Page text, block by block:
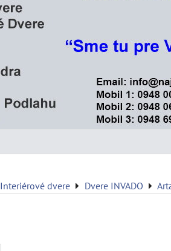
Interiérové dvere Dvere INVADO